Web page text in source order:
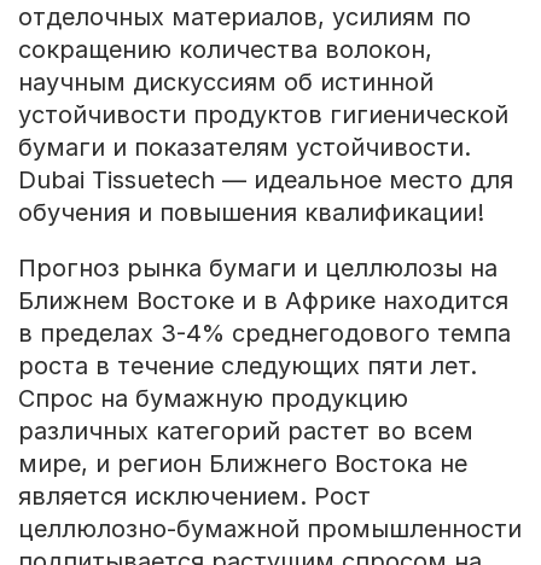
отделочных материалов, усилиям по
сокращению количества волокон,
научным дискуссиям об истинной
устойчивости продуктов гигиенической
бумаги и показателям устойчивости.
Dubai Tissuetech — идеальное место для
обучения и повышения квалификации!
Прогноз рынка бумаги и целлюлозы на
Ближнем Востоке и в Африке находится
в пределах 3-4% среднегодового темпа
роста в течение следующих пяти лет.
Спрос на бумажную продукцию
различных категорий растет во всем
мире, и регион Ближнего Востока не
является исключением. Рост
целлюлозно-бумажной промышленности